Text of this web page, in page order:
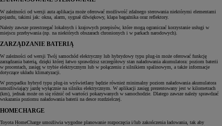
W zależności od wersji auta aplikacja może oferować możliwość zdalnego sterowania niektórymi elementami
pojazdu, takimi jak: okna, alarm, sygnał dźwiękowy, klapa bagażnika oraz reflektory.
Należy zawsze przestrzegać lokalnych i krajowych przepisów, które mogą ograniczać korzystanie usługi w
miejscu przebywania (np. na niektórych obszarach chronionych i w parkach narodowych).
ZARZĄDZANIE BATERIĄ
W zależności od wersji Twój samochód elektryczny lub hybrydowy typu plug-in może oferować funkcję
zarządzania baterią, dzięki której łatwo sprawdzisz szczegółowy stan naładowania akumulatora: poziom baterii
w procentach, zasięg w trybie elektrycznym lub w połączeniu z silnikiem spalinowym, a także informacje
dotyczące układu klimatyzacji.
W przypadku hybryd typu plug-in wyświetlany będzie również minimalny poziom naładowania akumulatora
umożliwiający jazdę wyłącznie na silniku elektrycznym. W aplikacji zasięg prezentowany jest w kilometrach
(km), jednak może on się różnić od wartości pokazywanych w samochodzie. Dlatego zawsze należy sprawdzać
wskazania poziomu naładowania baterii na desce rozdzielczej.
HOMECHARGE
Toyota HomeCharge umożliwia wygodne planowanie rozpoczęcia i/lub zakończenia ładowania, tak aby